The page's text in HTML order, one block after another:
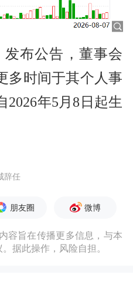
发布公告，董事会
多时间于其个人事
2026年5月8日起生
辞任
朋友圈 微博
容旨在传播更多信息，与本
据此操作，风险自担。